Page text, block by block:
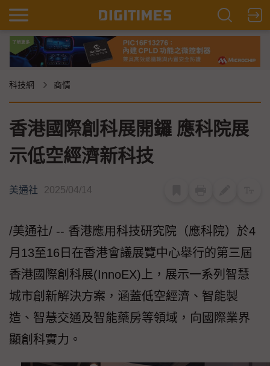
科技網 商情
香港國際創科展開鑼 應科院展
示低空經濟新科技
美通社 2025/04/14
/美通社/ -- 香港應用科技研究院（應科院）於4
月13至16日在香港會議展覽中心舉行的第三屆
香港國際創科展(InnoEX)上，展示一系列智慧
城市創新解決方案，涵蓋低空經濟、智能製
造、智慧交通及智能藥房等領域，向國際業界
顯創科實力。